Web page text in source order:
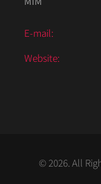
E-mail:
Website:
© 2026. All